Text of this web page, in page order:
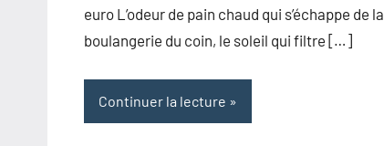
euro L’odeur de pain chaud qui s’échappe de la
boulangerie du coin, le soleil qui filtre […]
Continuer la lecture